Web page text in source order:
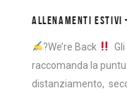
ALLENAMENTI
?We’re Back
raccomanda la
distanziamento,